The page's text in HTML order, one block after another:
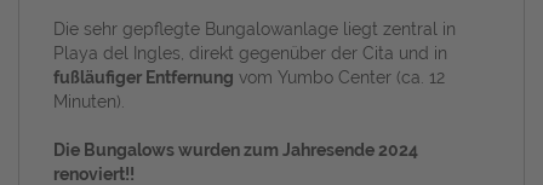
Die sehr gepflegte Bungalowanlage liegt zentral in
Playa del Ingles, direkt gegenüber der Cita und in
fußläufiger Entfernung vom Yumbo Center (ca. 12
Minuten).
Die Bungalows wurden zum Jahresende 2024
renoviert!!